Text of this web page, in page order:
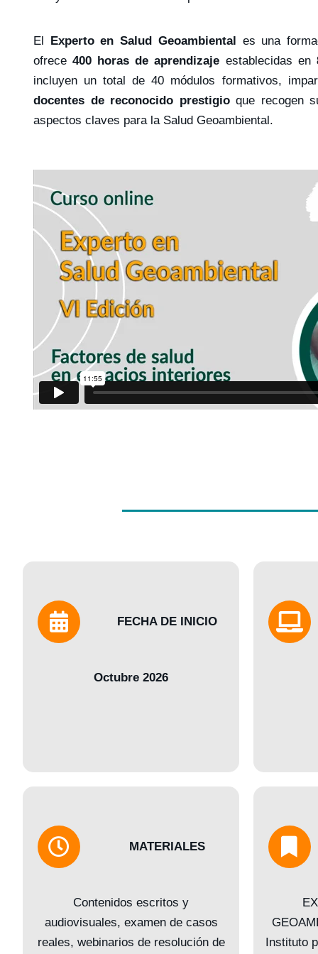
El Experto en Salud Geoambiental es una
ofrece400 horas de aprendizaje establecidas en
incluyen un total de 40 módulos formativos,
docentes de reconocido prestigioque recogen
aspectos claves para la Salud Geoambiental.
FECHA DE INICIO
Octubre 2026
MATERIALES
Contenidos escritos y
audiovisuales, examen de casos
reales, webinarios de resolución de
Instituto